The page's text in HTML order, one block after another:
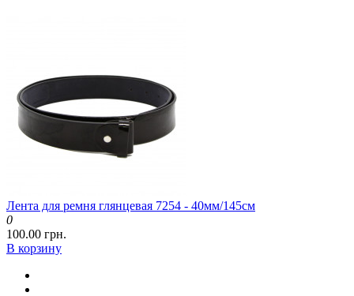
Лента для ремня глянцевая 7254 - 40мм/145см
0
100.00 грн.
В корзину